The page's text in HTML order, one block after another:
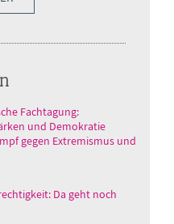
Fachtagung:
und Demokratie
gegen Extremismus und
Da geht noch